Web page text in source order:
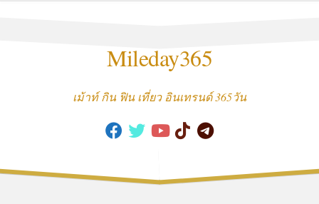
Mileday365
เม้าท์ กิน ฟิน เที่ยว อินเทรนด์ 365วัน